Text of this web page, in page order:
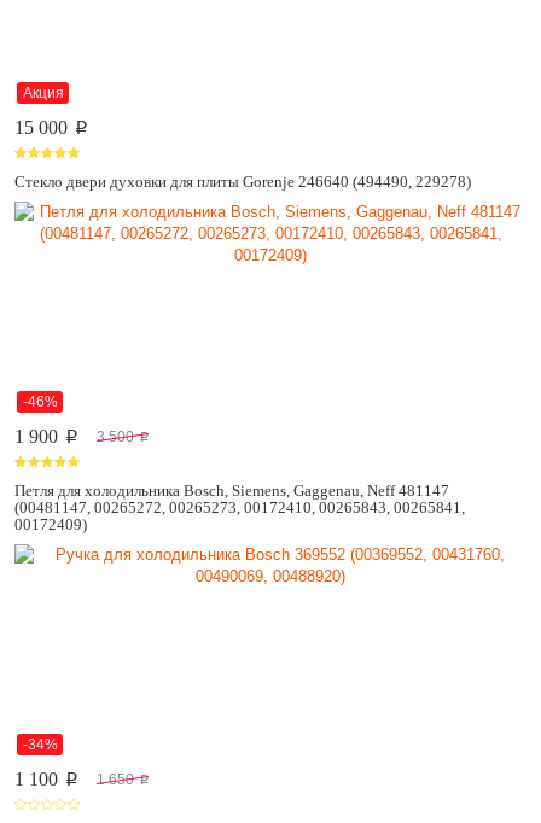
Акция
15 000 p
Стекло двери духовки для плиты Gorenje 246640 (494490, 229278)
-46%
1 900 p 3 500 p
Петля для холодильника Bosch, Siemens, Gaggenau, Neff 481147
(00481147, 00265272, 00265273, 00172410, 00265843, 00265841,
00172409)
-34%
1 100 p 1 650 p